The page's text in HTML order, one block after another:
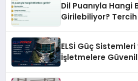
Dil Puanıyla Hangi
Girilebiliyor?
ELSİ Güç Sistemleri
İşletmelere